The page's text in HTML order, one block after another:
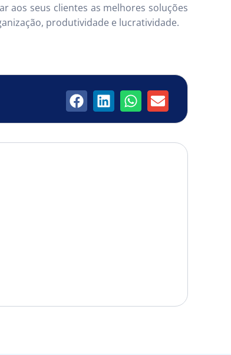
aos seus clientes as melhores soluções
produtividade e lucratividade.